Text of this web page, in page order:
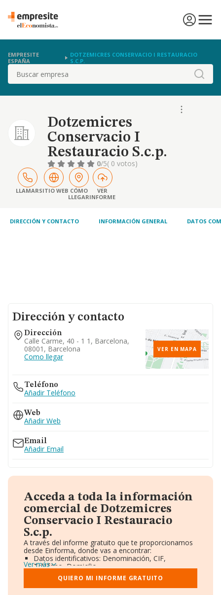
EMPRESITE
ESPAÑA
DOTZEMICRES CONSERVACIO I RESTAURACIO
S.C.P.
Buscar
Dotzemicres
Conservacio I
Restauracio S.c.p.
0/5( 0 votos)
LLAMARSITIO WEB CÓMO
LLEGAR
VER
INFORME
DIRECCIÓN Y CONTACTO INFORMACIÓN GENERAL DATOS
Dirección y contacto
Dirección
Calle Carme, 40 - 1 1, Barcelona,
08001, Barcelona
Como llegar
VER EN MAPA
Teléfono
Añadir Teléfono
Web
Añadir Web
Email
Añadir Email
Acceda a toda la información
comercial de Dotzemicres
Conservacio I Restauracio
S.c.p.
A través del informe gratuito que te proporcionamos
desde Einforma, donde vas a encontrar:
Datos identificativos: Denominación, CIF,
Teléfono, Domicilio.
Informe Mercantil Completo (BORME).
Gráficos de Evolución Ventas y Empleados.
Consejo de Administración y Administradores.
Ver más
QUIERO MI INFORME GRATUITO